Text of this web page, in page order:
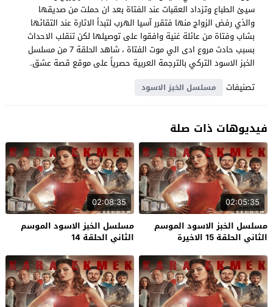
سيئ الطباع وتزداد العقبات عند الفتاة بعد ان حملت من صديقها
والذي رفض الزواج منها فتقرر آسيا الهرب لتبدأ الاثارة عند التقائها
بشاب وفتاة من عائلة غنية وافقوا على توصيلها لكن تنقلب الاحداث
بسبب حادث مروع ادى الي موت الفتاة ، شاهد الحلقة 7 من مسلسل
الخبز الاسود التركي بالترجمة العربية حصرياً على موقع قصة عشق.
تصنيفات
مسلسل الخبز الاسود
فيديوهات ذات صلة
02:05:35
مسلسل الخبز الاسود الموسم
الثاني الحلقة 15 الاخيرة
02:08:35
مسلسل الخبز الاسود الموسم
الثاني الحلقة 14